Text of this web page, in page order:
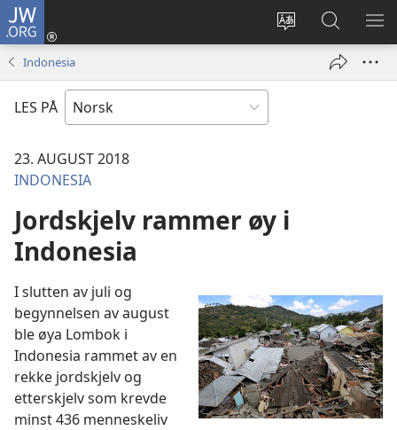
JW.ORG
Endre
Logg
inn
vindu)
Søk
på
JW.ORG
VIS
Indonesia
LES PÅ
23. AUGUST 2018
INDONESIA
Jordskjelv rammer øy i
Indonesia
I slutten av juli og
begynnelsen av august
ble øya Lombok i
Indonesia rammet av en
rekke jordskjelv og
etterskjelv som krevde
minst 436 menneskeliv